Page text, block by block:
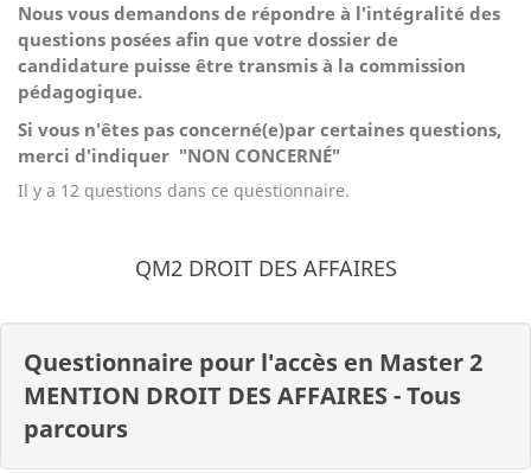
Nous vous demandons de répondre à l'intégralité des
questions posées afin que votre dossier de
candidature puisse être transmis à la commission
pédagogique.
Si vous n'êtes pas concerné(e)par certaines questions,
merci d'indiquer "NON CONCERNÉ"
Il y a 12 questions dans ce questionnaire.
QM2 DROIT DES AFFAIRES
Questionnaire pour l'accès en Master 2
MENTION DROIT DES AFFAIRES - Tous
parcours